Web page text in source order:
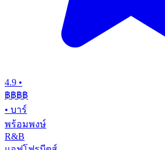
4.9 •
฿฿฿฿
• บาร์
พร้อมพงษ์
R&B